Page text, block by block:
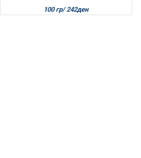
100 гр/ 242ден